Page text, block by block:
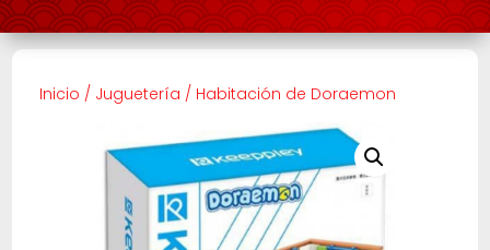
Inicio / Juguetería / Habitación de Doraemon